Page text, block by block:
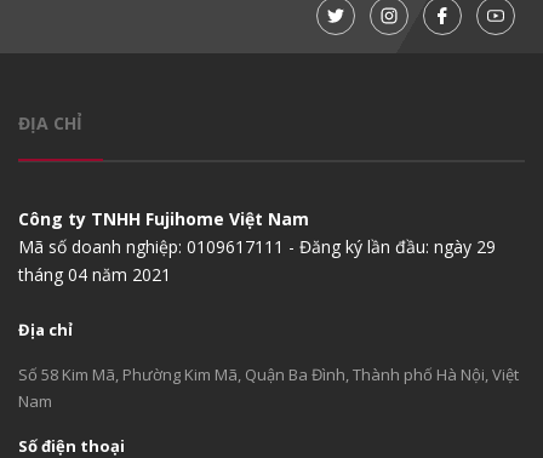
ĐỊA CHỈ
Công ty TNHH Fujihome Việt Nam
Mã số doanh nghiệp: 0109617111 - Đăng ký lần đầu: ngày 29
tháng 04 năm 2021
Địa chỉ
Số 58 Kim Mã, Phường Kim Mã, Quận Ba Đình, Thành phố Hà Nội, Việt
Nam
Số điện thoại